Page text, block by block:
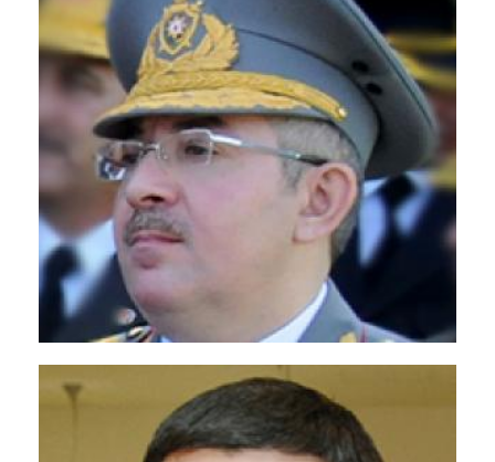
Валерий Гаевский
<p>Экс-Губернатор Ставропольского
края</p>